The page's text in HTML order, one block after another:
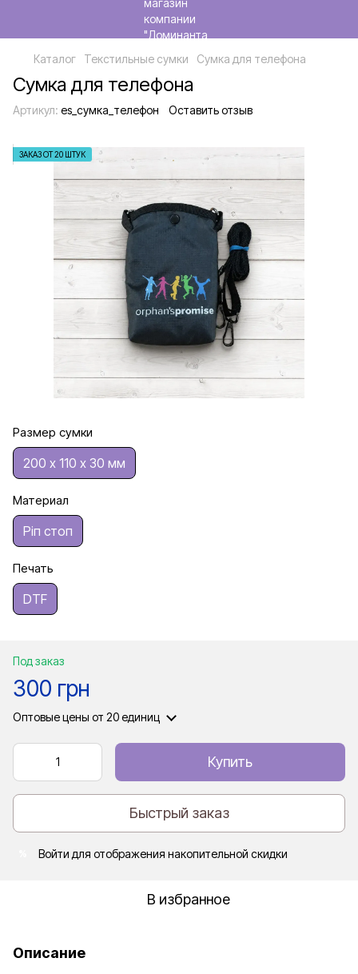
Каталог Текстильные сумки Сумка для телефона
Сумка для телефона
Артикул: es_сумка_телефон Оставить отзыв
ЗАКАЗ ОТ 20 ШТУК
Размер сумки
200 х 110 х 30 мм
Материал
Ріп стоп
Печать
DTF
Под заказ
300 грн
Оптовые цены от 20 единиц
Купить
Быстрый заказ
Войти для отображения накопительной скидки
В избранное
Описание